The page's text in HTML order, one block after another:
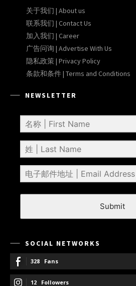
关于我们 | About us
联系我们 | Contact Us
加入我们 | Career
广告问询 | Advertise With Us
隐私政策 | Privacy Policy
条款和条件 | Terms and Conditions
NEWSLETTER
Submit
SOCIAL NETWORKS
328 Fans
12 Followers